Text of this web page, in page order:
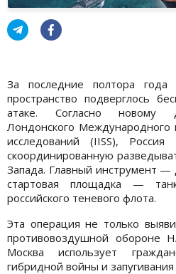
За последние полтора года
пространство подверглось
атаке. Согласно новому
Лондонского Международного
исследований (IISS),
скоординированную
Запада. Главный инструмент
стартовая площадка —
российского теневого флота.
Эта операция не только
противовоздушной обороне
Москва использует
гибридной войны и